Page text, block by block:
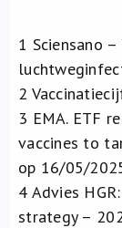
1 Sciensano
2
3 EMA. ETF
vaccines to
op 16/05/
4 Advies
strategy –